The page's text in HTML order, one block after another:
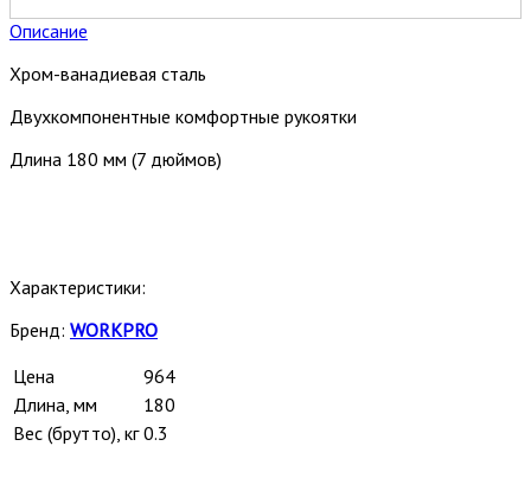
Описание
Хром-ванадиевая сталь
Двухкомпонентные комфортные рукоятки
Длина 180 мм (7 дюймов)
Характеристики:
Бренд: WORKPRO
Цена
964
Длина, мм
180
Вес (брутто), кг 0.3